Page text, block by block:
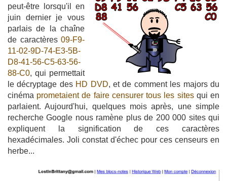
peut-être lorsqu'il en
juin dernier je vous
parlais de la chaîne
de caractères 09-F9-
11-02-9D-74-E3-5B-
D8-41-56-C5-63-56-
88-C0, qui permettait
le décryptage des HD DVD, et de comment les majors du
cinéma prometaient de faire censurer tous les sitesqui en
parlaient. Aujourd'hui, quelques mois après, une simple
recherche Google nous ramène plus de 200 000 sites qui
expliquent la signification de ces caractères
hexadécimales. Joli constat d'échec pour ces censeurs en
herbe...